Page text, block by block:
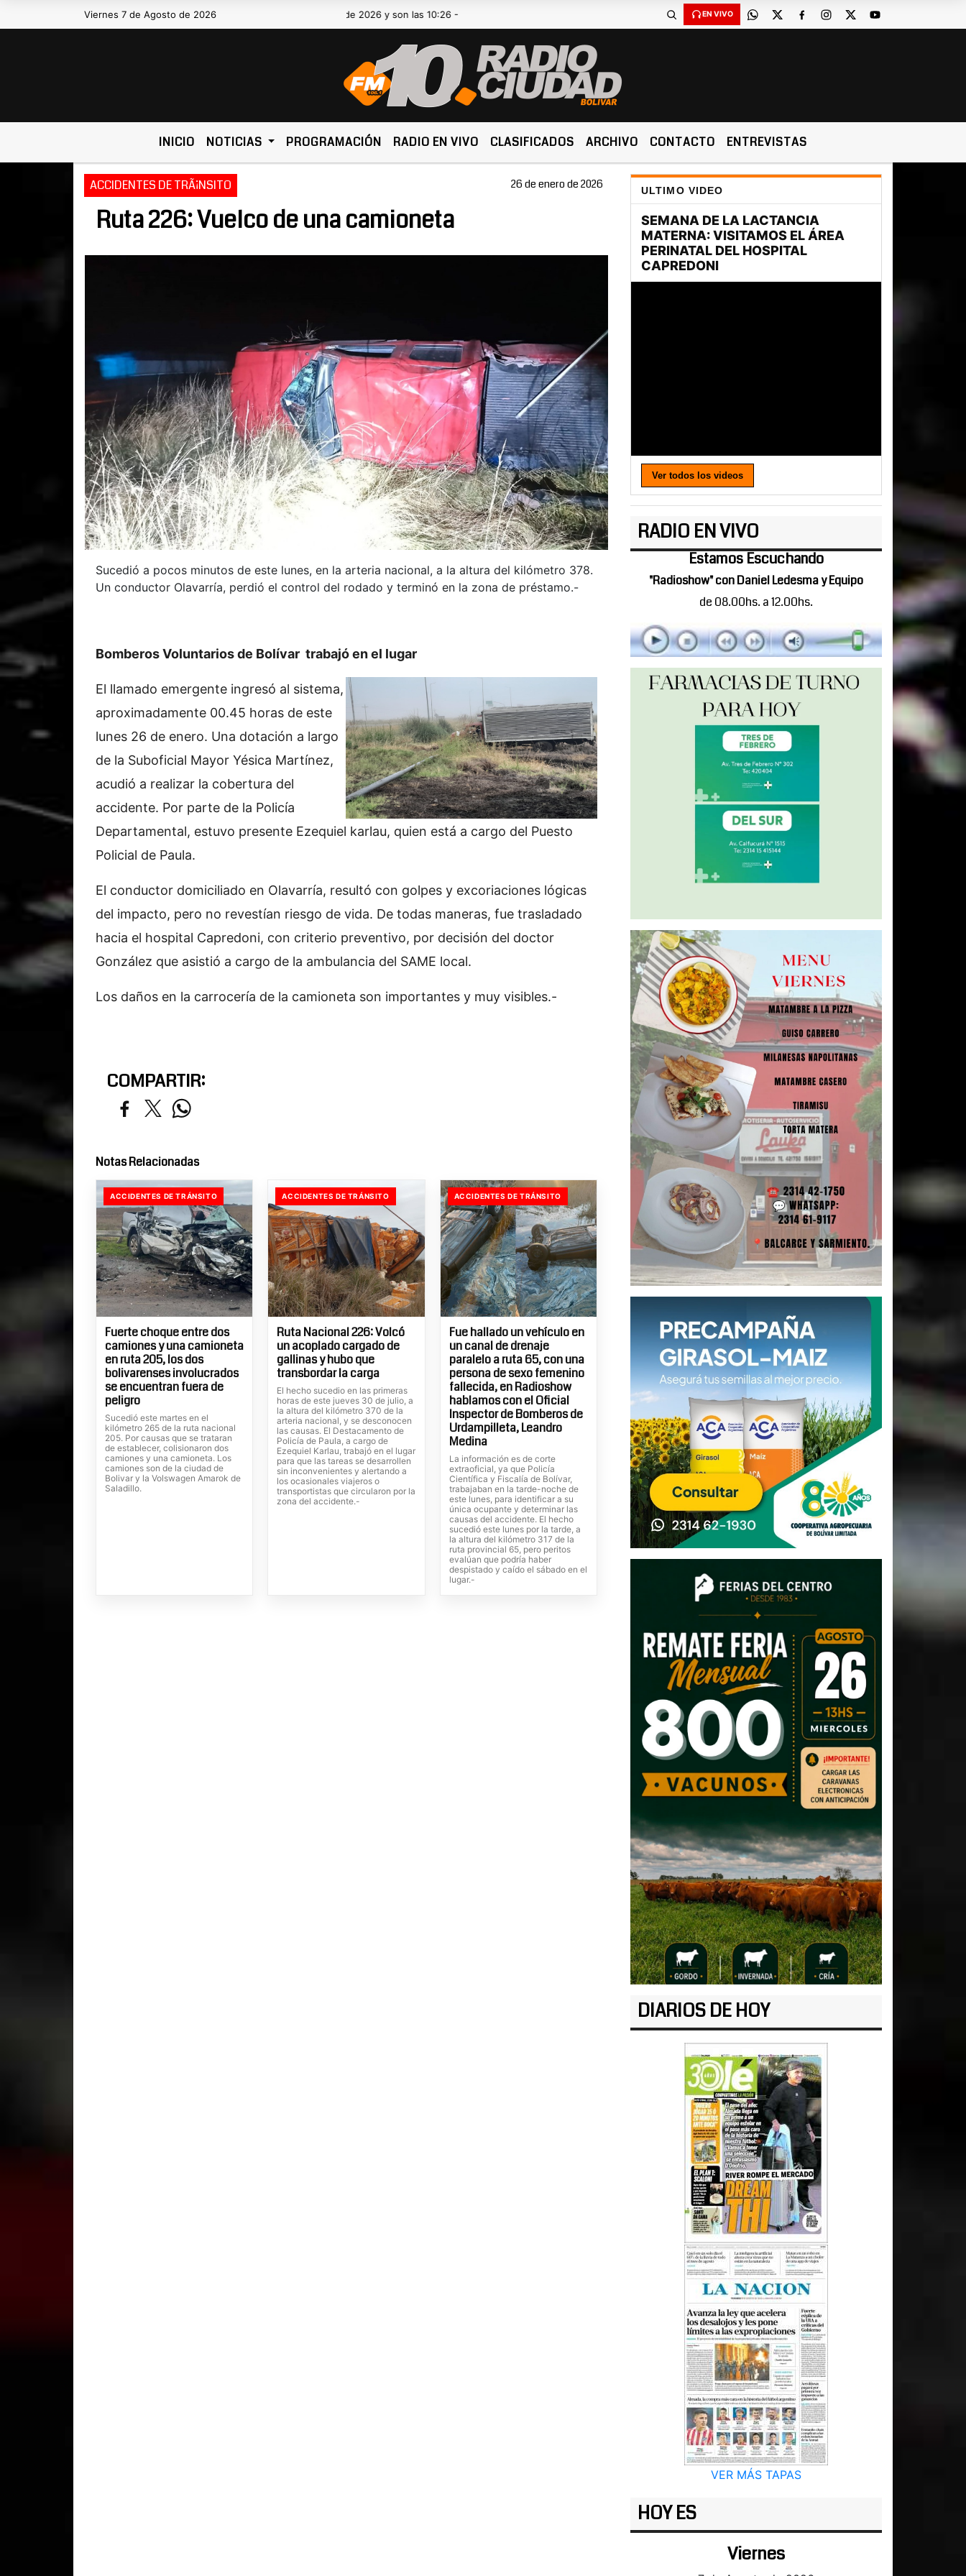
Viernes 7 de Agosto de 2026Hoy es Viernes 7 de Agosto de 2026 y son las 10:26 - EN VIVO
INICIO NOTICIAS PROGRAMACIÓN RADIO EN VIVO CLASIFICADOS ARCHIVO CONTACTO ENTREVISTAS
ACCIDENTES DE TRÃ¡NSITO 26 de enero de 2026
Ruta 226: Vuelco de una camioneta
Sucedió a pocos minutos de este lunes, en la arteria nacional, a la altura del kilómetro 378.
Un conductor Olavarría, perdió el control del rodado y terminó en la zona de préstamo.-
Bomberos Voluntarios de Bolívar trabajó en el lugar
El llamado emergente ingresó al sistema,
aproximadamente 00.45 horas de este
lunes 26 de enero. Una dotación a largo
de la Suboficial Mayor Yésica Martínez,
acudió a realizar la cobertura del
accidente. Por parte de la Policía
Departamental, estuvo presente Ezequiel karlau, quien está a cargo del Puesto
Policial de Paula.
El conductor domiciliado en Olavarría, resultó con golpes y excoriaciones lógicas
del impacto, pero no revestían riesgo de vida. De todas maneras, fue trasladado
hacia el hospital Capredoni, con criterio preventivo, por decisión del doctor
González que asistió a cargo de la ambulancia del SAME local.
Los daños en la carrocería de la camioneta son importantes y muy visibles.-
COMPARTIR:
Notas Relacionadas
ACCIDENTES DE TRÁNSITO
Fuerte choque entre dos
camiones y una camioneta
en ruta 205, los dos
bolivarenses involucrados
se encuentran fuera de
peligro
Sucedió este martes en el
kilómetro 265 de la ruta nacional
205. Por causas que se trataran
de establecer, colisionaron dos
camiones y una camioneta. Los
camiones son de la ciudad de
Bolivar y la Volswagen Amarok de
Saladillo.
ACCIDENTES DE TRÁNSITO
Ruta Nacional 226: Volcó
un acoplado cargado de
gallinas y hubo que
transbordar la carga
El hecho sucedio en las primeras
horas de este jueves 30 de julio, a
la altura del kilómetro 370 de la
arteria nacional, y se desconocen
las causas. El Destacamento de
Policía de Paula, a cargo de
Ezequiel Karlau, trabajó en el lugar
para que las tareas se desarrollen
sin inconvenientes y alertando a
los ocasionales viajeros o
transportistas que circularon por la
zona del accidente.-
ACCIDENTES DE TRÁNSITO
Fue hallado un vehículo en
un canal de drenaje
paralelo a ruta 65, con una
persona de sexo femenino
fallecida, en Radioshow
hablamos con el Oficial
Inspector de Bomberos de
Urdampilleta, Leandro
Medina
La información es de corte
extraoficial, ya que Policía
Científica y Fiscalía de Bolívar,
trabajaban en la tarde-noche de
este lunes, para identificar a su
única ocupante y determinar las
causas del accidente. El hecho
sucedió este lunes por la tarde, a
la altura del kilómetro 317 de la
ruta provincial 65, pero peritos
evalúan que podría haber
despistado y caído el sábado en el
lugar.-
ULTIMO VIDEO
Ver todos los videos
RADIO EN VIVO
Estamos Escuchando
"Radioshow" con Daniel Ledesma y Equipo
de 08.00hs. a 12.00hs.
DIARIOS DE HOY
VER MÁS TAPAS
HOY ES
Viernes